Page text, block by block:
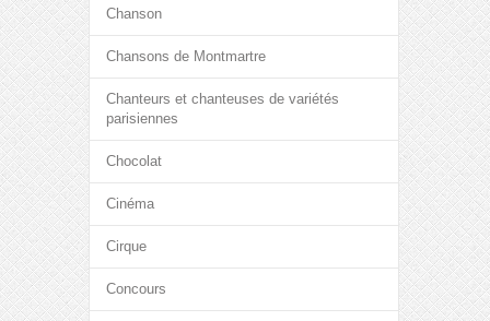
Chanson
Chansons de Montmartre
Chanteurs et chanteuses de variétés
parisiennes
Chocolat
Cinéma
Cirque
Concours